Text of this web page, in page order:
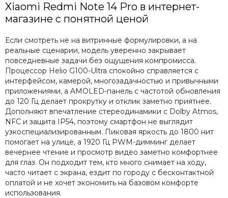
Xiaomi Redmi Note 14 Pro в интернет-
магазине с понятной ценой
Если смотреть не на витринные формулировки, а на
реальные сценарии, модель уверенно закрывает
повседневные задачи без ощущения компромисса.
Процессор Helio G100-Ultra спокойно справляется с
интерфейсом, камерой, многозадачностью и привычными
приложениями, а AMOLED-панель с частотой обновления
до 120 Гц делает прокрутку и отклик заметно приятнее.
Дополняют впечатление стереодинамики с Dolby Atmos,
NFC и защита IP54, поэтому смартфон не выглядит
узкоспециализированным. Пиковая яркость до 1800 нит
помогает на улице, а 1920 Гц PWM-димминг делает
вечернее чтение и просмотр видео заметно комфортнее
для глаз. Он подходит тем, кто много снимает на ходу,
часто читает с экрана, ездит по городу с бесконтактной
оплатой и не хочет экономить на базовом комфорте
использования.